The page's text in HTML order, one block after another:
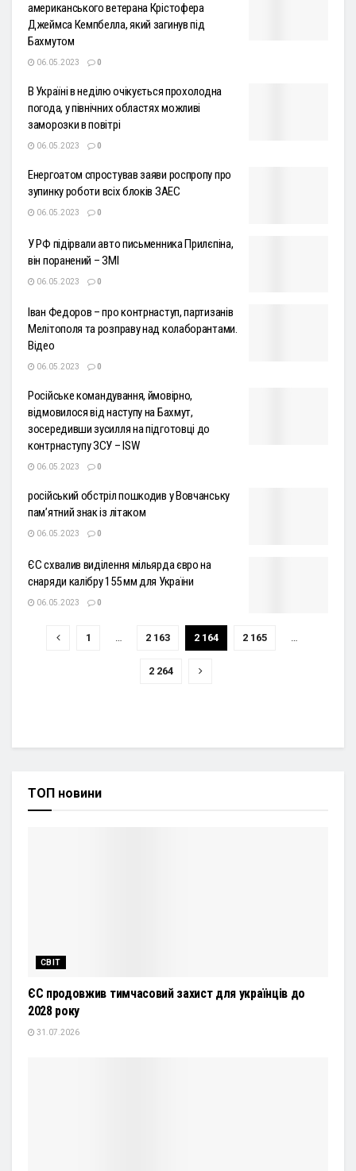
американського ветерана Крістофера
Джеймса Кемпбелла, який загинув під
Бахмутом
06.05.2023 0
В Україні в неділю очікується прохолодна
погода, у північних областях можливі
заморозки в повітрі
06.05.2023 0
Енергоатом спростував заяви роспропу про
зупинку роботи всіх блоків ЗАЕС
06.05.2023 0
У РФ підірвали авто письменника Прилєпіна,
він поранений – ЗМІ
06.05.2023 0
Іван Федоров – про контрнаступ, партизанів
Мелітополя та розправу над колаборантами.
Відео
06.05.2023 0
Російське командування, ймовірно,
відмовилося від наступу на Бахмут,
зосередивши зусилля на підготовці до
контрнаступу ЗСУ – ISW
06.05.2023 0
російський обстріл пошкодив у Вовчанську
пам’ятний знак із літаком
06.05.2023 0
ЄС схвалив виділення мільярда євро на
снаряди калібру 155 мм для України
06.05.2023 0
1 … 2 163 2 164 2 165 …
2 264
ТОП новини
СВІТ
ЄС продовжив тимчасовий захист для українців до
2028 року
31.07.2026